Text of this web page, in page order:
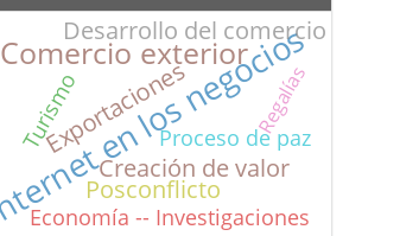
Internet en los negocios
Comercio exterior
Creación de valor
Desarrollo del comercio
Exportaciones
Posconflicto
Proceso de paz
Economía -- Investigaciones
Turismo Regalías